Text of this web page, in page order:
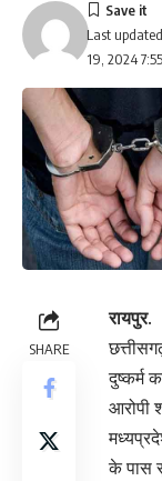
Last
19, 2024
SHARE
रायपुर.
दुष्कर्म
आरोपी
के पास